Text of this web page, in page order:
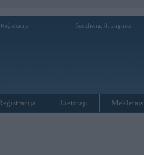
Reģistrācija Sestdiena, 8. augusts
Lietotāji Meklētājs